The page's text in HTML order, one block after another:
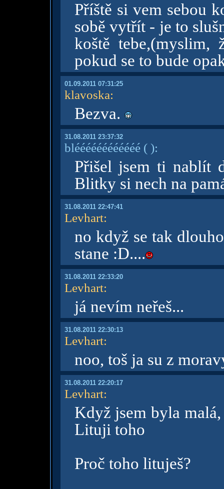
Příště si vem sebou
sobě vytřít - je to
koště
pokud se to bude
01.09.2011 07:31:25
klavoska:
Bezva.
31.08.2011 23:37:32
bléééééééééééé( ):
Přišel jsem ti nablít
Blitky si nech na
31.08.2011 22:47:41
Levhart:
no když se tak
stane :D....
31.08.2011 22:33:20
Levhart:
já nevím neřeš...
31.08.2011 22:30:13
Levhart:
noo, toš ja su z
31.08.2011 22:20:17
Levhart:
Když jsem byla
Lituji toho
Proč toho lituješ?